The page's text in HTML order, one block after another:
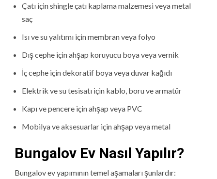
Çatı için shingle çatı kaplama malzemesi veya metal
saç
Isı ve su yalıtımı için membran veya folyo
Dış cephe için ahşap koruyucu boya veya vernik
İç cephe için dekoratif boya veya duvar kağıdı
Elektrik ve su tesisatı için kablo, boru ve armatür
Kapı ve pencere için ahşap veya PVC
Mobilya ve aksesuarlar için ahşap veya metal
Bungalov Ev Nasıl Yapılır?
Bungalov ev yapımının temel aşamaları şunlardır: